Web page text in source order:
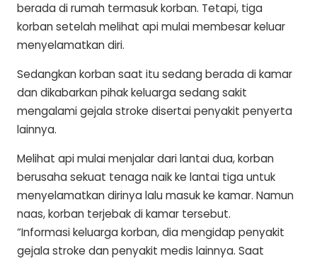
berada di rumah termasuk korban. Tetapi, tiga
korban setelah melihat api mulai membesar keluar
menyelamatkan diri.
Sedangkan korban saat itu sedang berada di kamar
dan dikabarkan pihak keluarga sedang sakit
mengalami gejala stroke disertai penyakit penyerta
lainnya.
Melihat api mulai menjalar dari lantai dua, korban
berusaha sekuat tenaga naik ke lantai tiga untuk
menyelamatkan dirinya lalu masuk ke kamar. Namun
naas, korban terjebak di kamar tersebut.
“Informasi keluarga korban, dia mengidap penyakit
gejala stroke dan penyakit medis lainnya. Saat